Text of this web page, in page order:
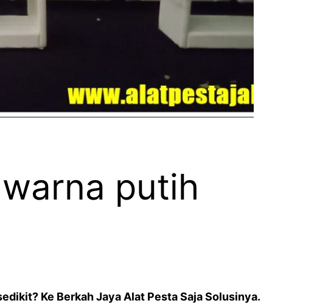
putih
Ke Berkah Jaya Alat Pesta Saja Solusinya.